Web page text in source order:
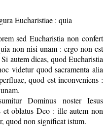
Eucharistiae : quia
sed Eucharistia non confert
non nisi unam : ergo non est
autem dicas, quod Eucharistia
videtur quod sacramenta alia
quod est inconveniens :
Dominus noster Iesus
et oblatus Deo : ille autem non
quod non significat istum.